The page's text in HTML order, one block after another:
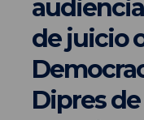
de juicio
Dipres